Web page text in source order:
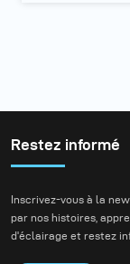
Restez informé
Inscrivez-vous à la
par nos histoires,
d'éclairage et restez